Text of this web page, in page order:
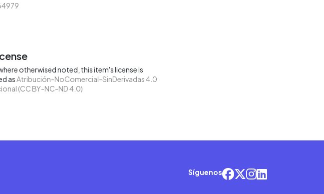
otherwised noted, this item's license is
as Atribución-NoComercial-SinDerivadas 4.0
(CC BY-NC-ND 4.0)
Síguenos